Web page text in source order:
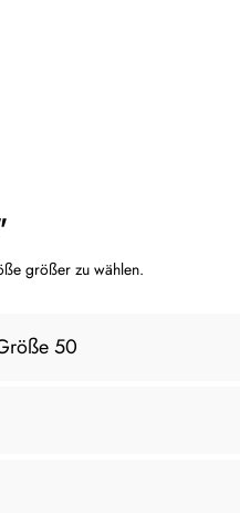
größer zu wählen.
50